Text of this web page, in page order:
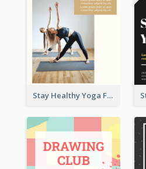
Stay Healthy Yoga Flyer